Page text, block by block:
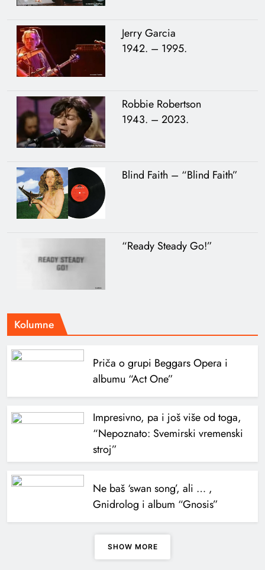
Jerry Garcia
1942. – 1995.
Robbie Robertson
1943. – 2023.
Blind Faith – “Blind Faith”
“Ready Steady Go!”
Kolumne
Priča o grupi Beggars Opera i
albumu “Act One”
Impresivno, pa i još više od toga,
“Nepoznato: Svemirski vremenski
stroj”
Ne baš ‘swan song’, ali … ,
Gnidrolog i album “Gnosis”
SHOW MORE